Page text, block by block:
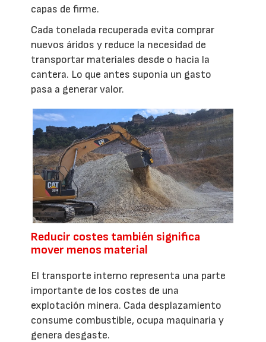
capas de firme.
Cada tonelada recuperada evita comprar
nuevos áridos y reduce la necesidad de
transportar materiales desde o hacia la
cantera. Lo que antes suponía un gasto
pasa a generar valor.
Reducir costes también significa
mover menos material
El transporte interno representa una parte
importante de los costes de una
explotación minera. Cada desplazamiento
consume combustible, ocupa maquinaria y
genera desgaste.